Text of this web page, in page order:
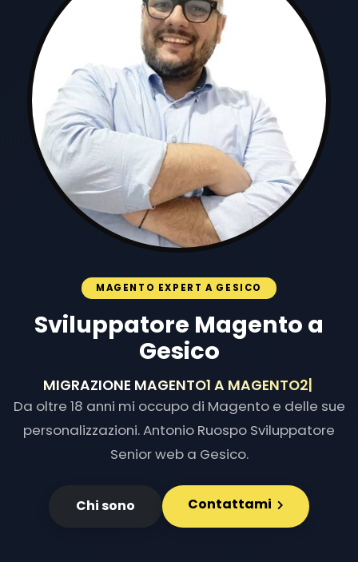
MAGENTO EXPERT A GESICO
Sviluppatore Magento a
Gesico
MIGRAZIONE MAGENTO1 A MAGE|
Da oltre 18 anni mi occupo di Magento e delle sue
personalizzazioni. Antonio Ruospo Sviluppatore
Senior web a Gesico.
Chi sono Contattami